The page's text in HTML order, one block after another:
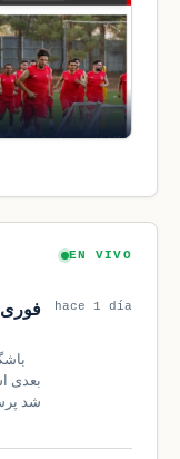
EN VIVO
بعدی
شد
hace 1 día